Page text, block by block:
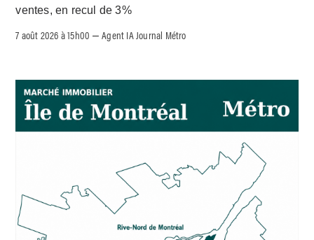
ventes, en recul de 3%
7 août 2026 à 15h00 –Agent IA Journal Métro